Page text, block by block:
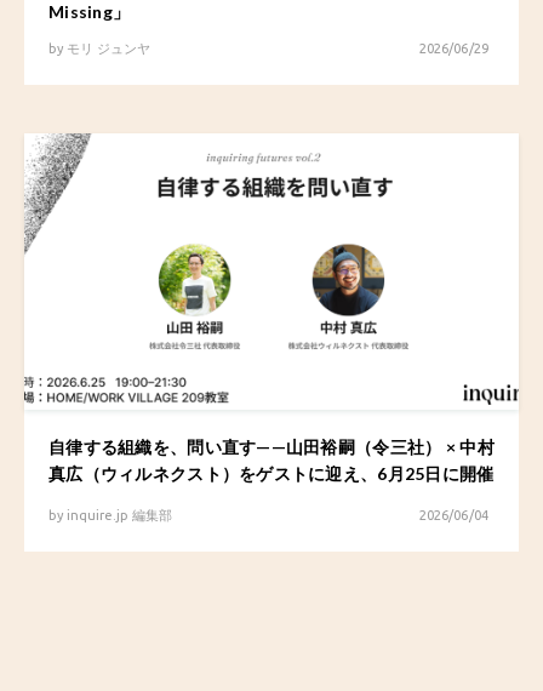
Missing」
by モリ ジュンヤ 2026/06/29
自律する組織を、問い直す——山田裕嗣（令三社） × 中村
真広（ウィルネクスト）をゲストに迎え、6月25日に開催
by inquire.jp 編集部 2026/06/04